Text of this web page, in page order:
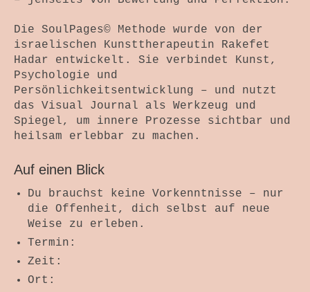
Die SoulPages© Methode wurde von der
israelischen Kunsttherapeutin Rakefet
Hadar entwickelt. Sie verbindet Kunst,
Psychologie und
Persönlichkeitsentwicklung – und nutzt
das Visual Journal als Werkzeug und
Spiegel, um innere Prozesse sichtbar und
heilsam erlebbar zu machen.
Auf einen Blick
Du brauchst keine Vorkenntnisse – nur
die Offenheit, dich selbst auf neue
Weise zu erleben.
Termin:
Zeit:
Ort: